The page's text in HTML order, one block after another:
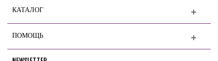
КАТАЛОГ
ПОМОЩЬ